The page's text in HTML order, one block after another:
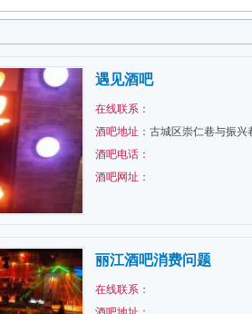
遇见酒吧
在线联系：
酒吧地址： 古城区崇仁巷与振兴
酒吧电话：
酒吧网址：
丽江酒吧消费问题
在线联系：